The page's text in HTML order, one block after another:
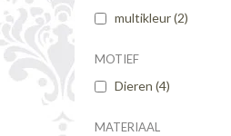
multikleur(2)
MOTIEF
Dieren (4)
MATERIAAL